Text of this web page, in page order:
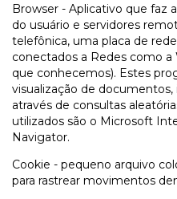
Browser - Aplicativo que faz
do usuário e servidores
telefônica, uma placa de
conectados a Redes como
que conhecemos). Estes
visualização de
através de consultas
utilizados são o Microsoft
Navigator.
Cookie - pequeno arquivo
para rastrear movimentos